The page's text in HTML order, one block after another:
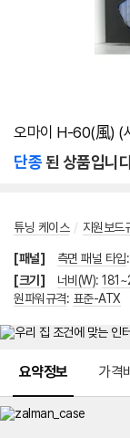
오마이 H-60(風) (
단종된 상품입니
튜닝 케이스 / 지원보드
[패널] 측면 패널 타입:
[크기]
너비(W):
원파워규격: 표준-ATX
요약정보 가격